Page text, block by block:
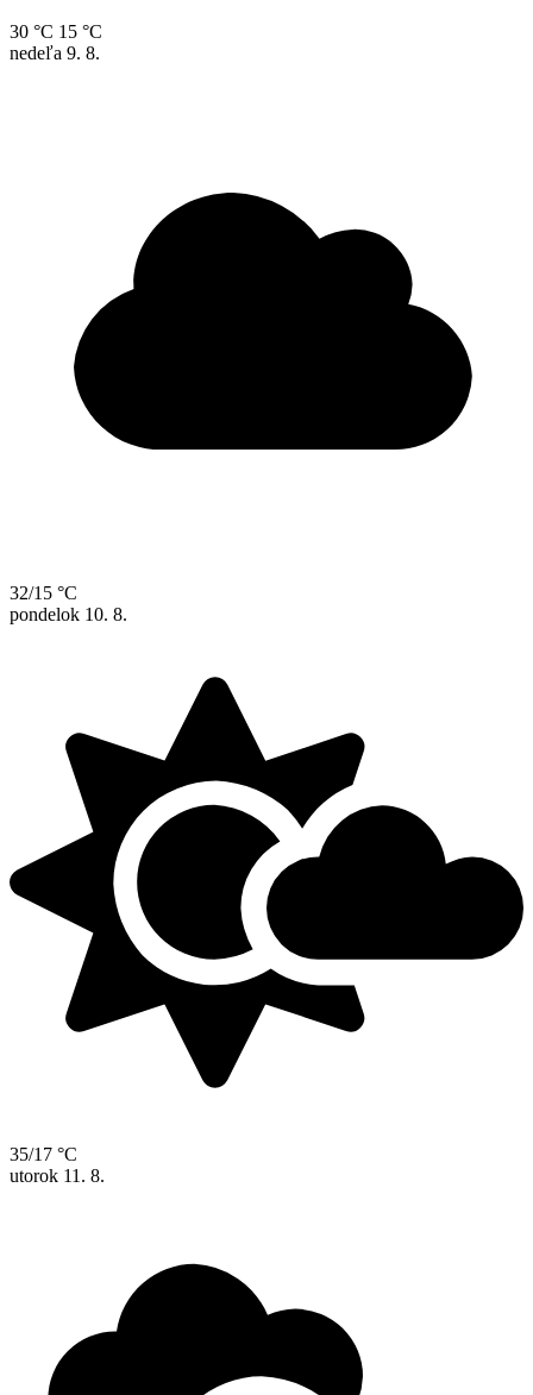
30 °C 15 °C
nedeľa 9. 8.
32/15 °C
pondelok 10. 8.
35/17 °C
utorok 11. 8.